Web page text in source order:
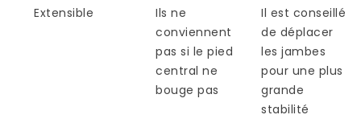
Extensible
Ils ne
conviennent
pas si le pied
central ne
bouge pas
Il est conseillé
de déplacer
les jambes
pour une plus
grande
stabilité